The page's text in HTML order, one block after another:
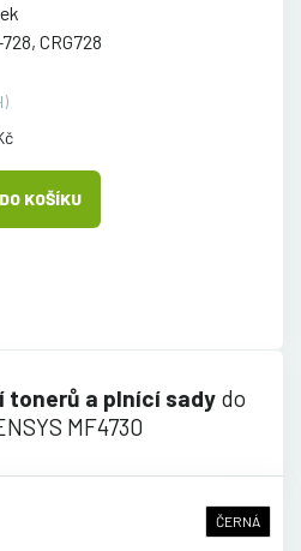
CRG728
DO KOŠÍKU
tonerů a plnící sady do
MF4730
ČERNÁ